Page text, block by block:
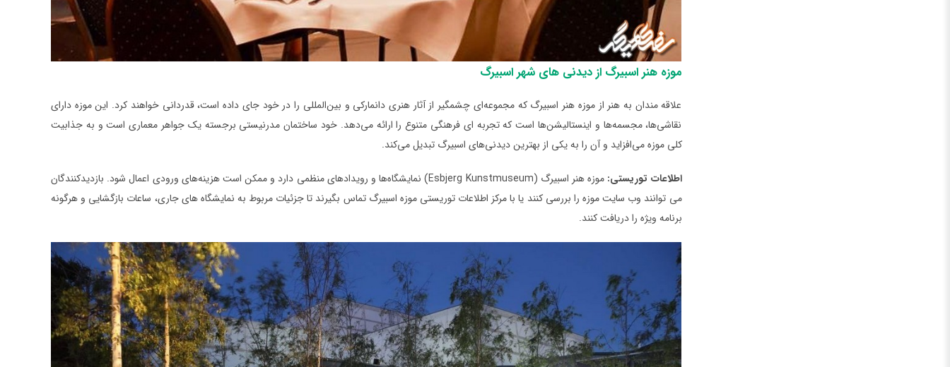
موزه هنر اسبیرگ از دیدنی های شهر اسبیرگ
علاقه مندان به هنر از موزه هنر اسبیرگ که مجموعه‌ای چشمگیر از آثار هنری دانمارکی و بین‌المللی را در خود جای داده است، قدردانی خواهند کرد. این موزه دارای
نقاشی‌‌ها، مجسمه‌‌ها و اینستالیشن‌‌ها است که تجربه ‌ای فرهنگی متنوع را ارائه می‌‌دهد. خود ساختمان مدرنیستی برجسته یک جواهر معماری است و به جذابیت
کلی موزه می‌افزاید و آن را به یکی از بهترین دیدنی‌های اسبیرگ تبدیل می‌کند.
اطلاعات توریستی:
موزه هنر اسبیرگ (Esbjerg Kunstmuseum) نمایشگاه‌ها و رویدادهای منظمی دارد و ممکن است هزینه‌های ورودی اعمال شود. بازدیدکنندگان
می‌ توانند وب‌ سایت موزه را بررسی کنند یا با مرکز اطلاعات توریستی موزه اسبیرگ تماس بگیرند تا جزئیات مربوط به نمایشگاه ‌های جاری، ساعات بازگشایی و هرگونه
برنامه ویژه را دریافت کنند.